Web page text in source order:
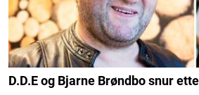
D.D.E og Bjarne Brøndbo snur